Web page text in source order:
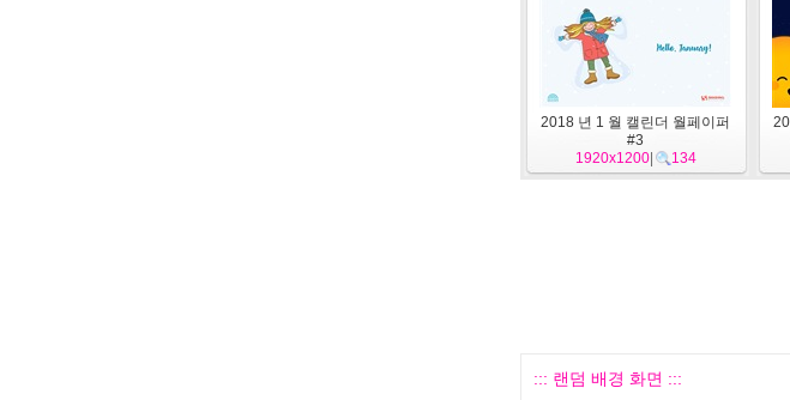
2018 년 1 월 캘린더 월페이퍼
#3
1920x1200| 134
::: 랜덤 배경 화면 :::